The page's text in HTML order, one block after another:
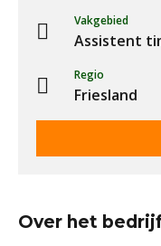
Vakgebied
Assistent
Regio
Friesland
Over het